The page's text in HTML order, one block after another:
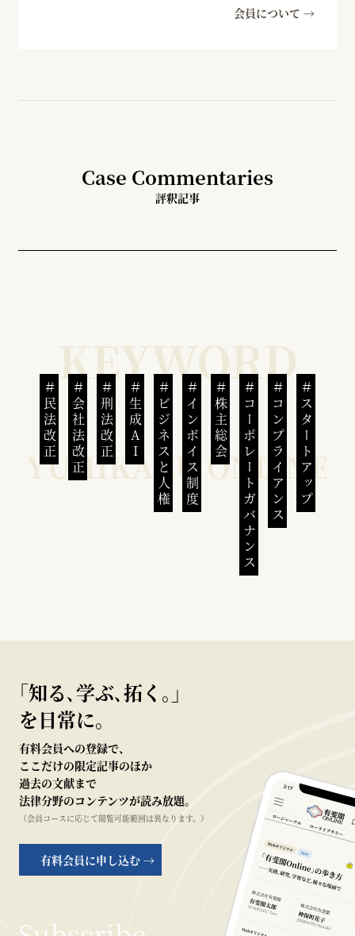
会員について →
Case Commentaries
評釈記事
民法改正 会社法改正 刑法改正 生成AI ビジネスと人権インボイス制度 株主総会 コーポレートガバナンスコンプライアンススタートアップ
｢知る､学ぶ､拓く｡｣
を日常に。
有料会員への登録で、
ここだけの限定記事のほか
過去の文献まで
法律分野のコンテンツが読み放題。
（会員コースに応じて閲覧可能範囲は異なります。）
有料会員に申し込む →